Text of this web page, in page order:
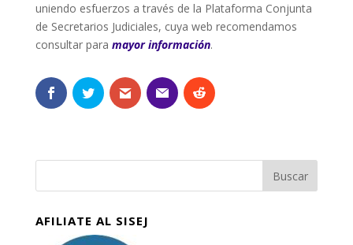
uniendo esfuerzos a través de la Plataforma Conjunta
de Secretarios Judiciales, cuya web recomendamos
consultar para mayor información.
AFILIATE AL SISEJ